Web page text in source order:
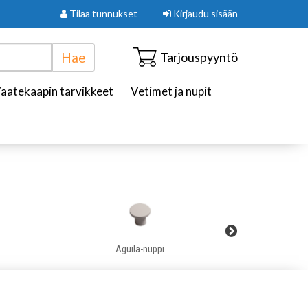
Tilaa tunnukset Kirjaudu sisään
Hae Tarjouspyyntö
tarvikkeet Vetimet ja nupit
Aguila-nuppi